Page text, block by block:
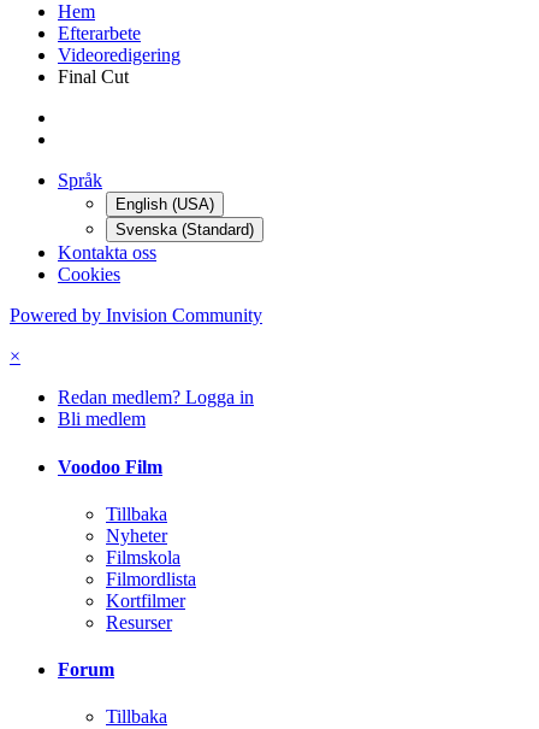
Hem
Efterarbete
Videoredigering
Final Cut
Språk
English (USA)
Svenska (Standard)
Kontakta oss
Cookies
Powered by Invision Community
×
Redan medlem? Logga in
Bli medlem
Voodoo Film
Tillbaka
Nyheter
Filmskola
Filmordlista
Kortfilmer
Resurser
Forum
Tillbaka